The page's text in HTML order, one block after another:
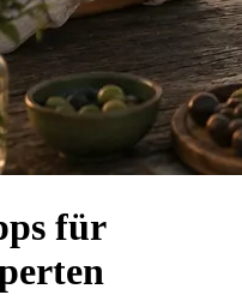
für